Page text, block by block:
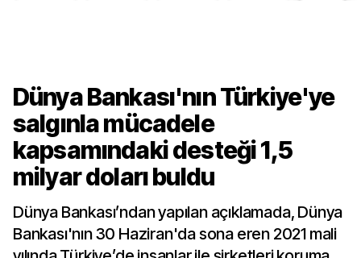
Dünya Bankası'nın Türkiye'ye
salgınla mücadele
kapsamındaki desteği 1,5
milyar doları buldu
Dünya Bankası’ndan yapılan açıklamada, Dünya
Bankası'nın 30 Haziran'da sona eren 2021 mali